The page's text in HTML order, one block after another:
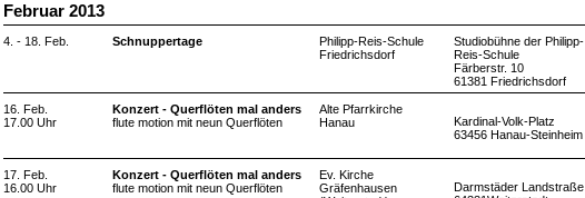
Februar 2013
4. - 18. Feb. Schnuppertage
Philipp-Reis-Schule
Friedrichsdorf
Studiobühne der Philipp-
Reis-Schule
Färberstr. 10
61381 Friedrichsdorf
16. Feb.
17.00 Uhr
Konzert - Querflöten mal anders
flute motion mit neun Querflöten
Alte Pfarrkirche
Hanau
Kardinal-Volk-Platz
63456 Hanau-Steinheim
17. Feb.
16.00 Uhr
Konzert - Querflöten mal anders
flute motion mit neun Querflöten
Ev. Kirche
Gräfenhausen
Darmstäder Landstraße